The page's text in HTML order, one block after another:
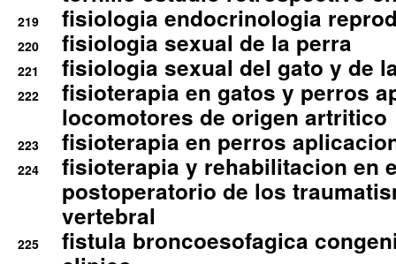
219 fisiologia endocrinologia
220 fisiologia sexual de la perra
221 fisiologia sexual del gato y de
222
fisioterapia en gatos y perros
locomotores de origen artritico
223 fisioterapia en perros
224
fisioterapia y rehabilitacion en
postoperatorio de los
vertebral
225
fistula broncoesofagica